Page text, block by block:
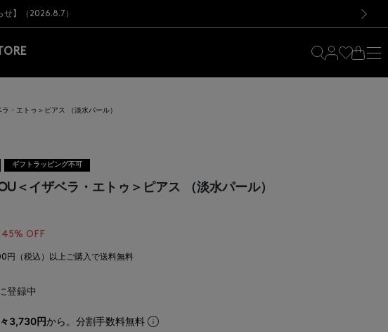
常時送料無料！お買い物の際は会員登録を！
せ】（2026.8.7）
2026.8.5）
ついて
常時送料無料！お買い物の際は会員登録を！
ラ・エトゥ＞ピアス （淡水パール）
ギフトラッピング不可
＜イザベラ・エトゥ＞ピアス （淡水パール）
45% OFF
円（税込）以上ご購入で送料無料
登録中
3,730円から。分割手数料無料